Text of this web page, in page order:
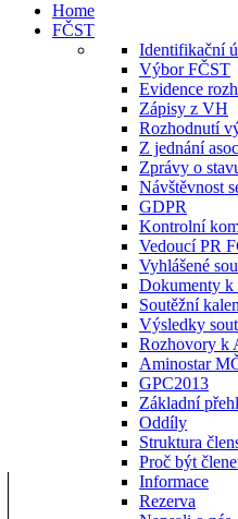
Home
FČST
Identifikační
Výbor FČST
Evidence
Zápisy z VH
Rozhodnutí
Z jednání
Zprávy o
Návštěvnost
GDPR
Kontrolní
Vedoucí PR
Vyhlášené
Dokumenty k
Soutěžní
Výsledky
Rozhovory k
Aminostar
GPC2013
Základní
Oddíly
Struktura
Proč být
Informace
Rezerva